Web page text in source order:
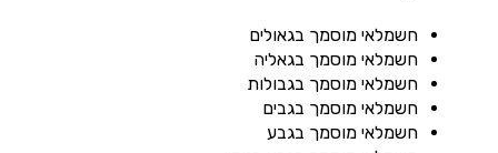
חשמלאי מוסמך בגאולים
חשמלאי מוסמך בגאליה
חשמלאי מוסמך בגבולות
חשמלאי מוסמך בגבים
חשמלאי מוסמך בגבע